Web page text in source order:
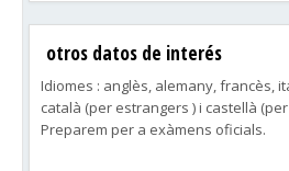
otros datos de interés
Idiomes : anglès, alemany, francès,
català (per estrangers ) i castellà
Preparem per a exàmens oficials.